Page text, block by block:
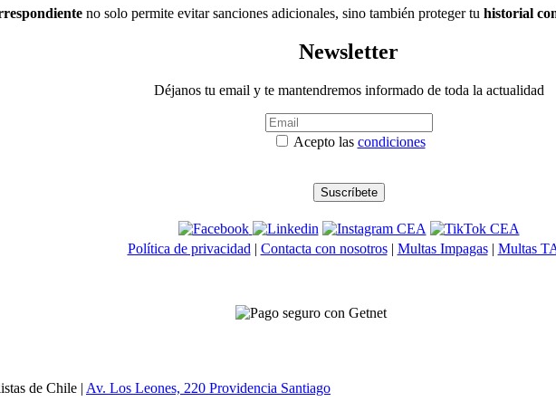
no solo permite evitar sanciones adicionales, sino también proteger tu historial
Newsletter
Déjanos tu email y te mantendremos informado de toda la actualidad
Acepto las condiciones
Política de privacidad | Contacta con nosotros| Multas Impagas| Multas
de Chile | Av. Los Leones, 220 Providencia Santiago